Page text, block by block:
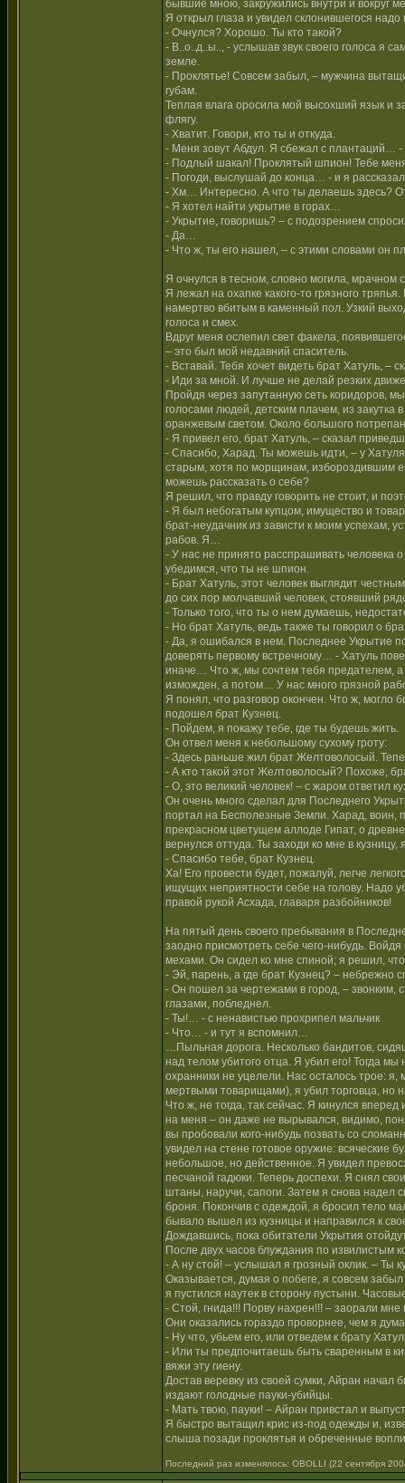
бывшие мною, закружились внутри и вокруг
Я открыл глаза и увидел склонившегося
- Очнулся? Хорошо. Ты кто такой?
- В..о..д..ы.., - услышав звук своего голоса я
земле.
- Проклятье! Совсем забыл, – мужчина
губам.
Теплая влага оросила мой высохший язык и
флягу.
- Хватит. Говори, кто ты и откуда.
- Меня зовут Абдул. Я сбежал с плантаций…
- Подлый шакал! Проклятый шпион! Тебе
- Погоди, выслушай до конца… - и я
- Хм… Интересно. А что ты делаешь здесь?
- Я хотел найти укрытие в горах…
- Укрытие, говоришь? – с подозрением
- Да…
- Что ж, ты его нашел, – с этими словами он
Я очнулся в тесном, словно могила, мрачном
Я лежал на охапке какого-то грязного
намертво вбитым в каменный пол. Узкий
голоса и смех.
Вдруг меня ослепил свет факела,
– это был мой недавний спаситель.
- Вставай. Тебя хочет видеть брат Хатуль, –
- Иди за мной. И лучше не делай резких
Пройдя через запутанную сеть коридоров,
голосами людей, детским плачем, из закутка
оранжевым светом. Около большого
- Я привел его, брат Хатуль, – сказал
- Спасибо, Харад. Ты можешь идти, – у
старым, хотя по морщинам, избороздившим
можешь рассказать о себе?
Я решил, что правду говорить не стоит, и
- Я был небогатым купцом, имущество и
брат-неудачник из зависти к моим успехам,
рабов. Я…
- У нас не принято расспрашивать человека
убедимся, что ты не шпион.
- Брат Хатуль, этот человек выглядит
до сих пор молчавший человек, стоявший
- Только того, что ты о нем думаешь,
- Но брат Хатуль, ведь также ты говорил о
- Да, я ошибался в нем. Последнее Укрытие
доверять первому встречному… - Хатуль
иначе… Что ж, мы сочтем тебя предателем, а
изможден, а потом… У нас много грязной
Я понял, что разговор окончен. Что ж, могло
подошел брат Кузнец.
- Пойдем, я покажу тебе, где ты будешь жить.
Он отвел меня к небольшому сухому гроту:
- Здесь раньше жил брат Желтоволосый.
- А кто такой этот Желтоволосый? Похоже,
- О, это великий человек! – с жаром ответил
Он очень много сделал для Последнего
портал на Бесполезные Земли. Харад, воин,
прекрасном цветущем аллоде Гипат, о
вернулся оттуда. Ты заходи ко мне в
- Спасибо тебе, брат Кузнец.
Ха! Его провести будет, пожалуй, легче
ищущих неприятности себе на голову. Надо
правой рукой Асхада, главаря разбойников!
На пятый день своего пребывания в
заодно присмотреть себе чего-нибудь.
мехами. Он сидел ко мне спиной; я решил,
- Эй, парень, а где брат Кузнец? – небрежно
- Он пошел за чертежами в город, – звонким,
глазами, побледнел.
- Ты!… - с ненавистью прохрипел мальчик
- Что… - и тут я вспомнил…
…Пыльная дорога. Несколько бандитов,
над телом убитого отца. Я убил его! Тогда
охранники не уцелели. Нас осталось трое:
мертвыми товарищами), я убил торговца, но
Что ж, не тогда, так сейчас. Я кинулся
на меня – он даже не вырывался, видимо,
вы пробовали кого-нибудь позвать со
увидел на стене готовое оружие: всяческие
небольшое, но действенное. Я увидел
песчаной гадюки. Теперь доспехи. Я снял
штаны, наручи, сапоги. Затем я снова надел
броня. Покончив с одеждой, я бросил тело
бывало вышел из кузницы и направился к
Дождавшись, пока обитатели Укрытия
После двух часов блуждания по извилистым
- А ну стой! – услышал я грозный оклик. – Ты
Оказывается, думая о побеге, я совсем
я пустился наутек в сторону пустыни.
- Стой, гнида!!! Порву нахрен!!! – заорали мне
Они оказались гораздо проворнее, чем я
- Ну что, убьем его, или отведем к брату
- Или ты предпочитаешь быть сваренным в
вяжи эту гиену.
Достав веревку из своей сумки, Айран
издают голодные пауки-убийцы.
- Мать твою, пауки! – Айран привстал и
Я быстро вытащил крис из-под одежды и,
слыша позади проклятья и обреченные
Последний раз изменялось: OBOLLI (22 сентября